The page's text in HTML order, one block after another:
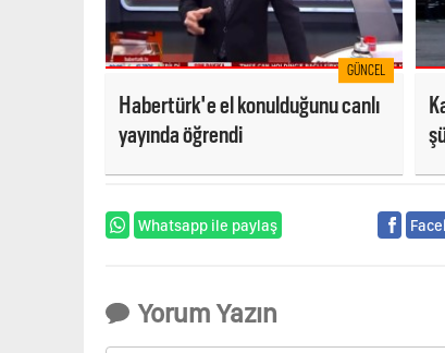
GÜNCEL
Habertürk'e el konulduğunu canlı
yayında öğrendi
Whatsapp ile paylaş
Yorum Yazın